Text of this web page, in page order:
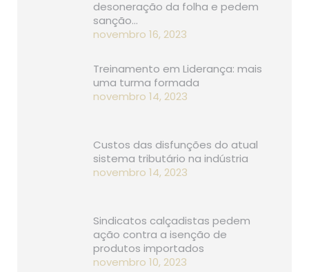
desoneração da folha e pedem
sanção…
novembro 16, 2023
Treinamento em Liderança: mais
uma turma formada
novembro 14, 2023
Custos das disfunções do atual
sistema tributário na indústria
novembro 14, 2023
Sindicatos calçadistas pedem
ação contra a isenção de
produtos importados
novembro 10, 2023